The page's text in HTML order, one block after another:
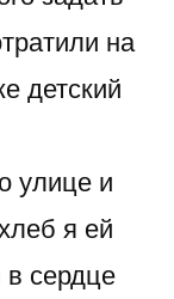
на
детский
улице и
я ей
в сердце